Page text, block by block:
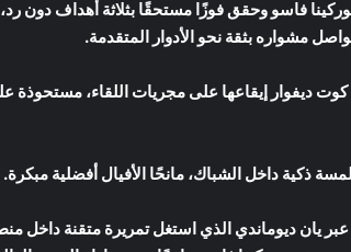
فاسو وحقق فوزًا مستحقًا بثلاثة أهداف دون
ديفوار إيقاعها على مجريات اللقاء، مستحوذة
يان ديوماندي الذي استغل تمريرة متقنة داخل